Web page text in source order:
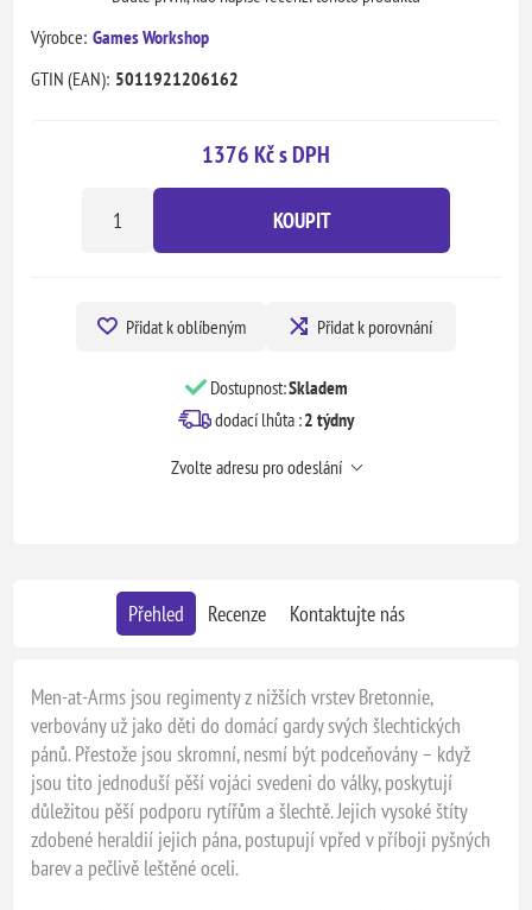
Výrobce: Games Workshop
GTIN (EAN): 5011921206162
1376 Kč s DPH
KOUPIT
Přidat k oblíbeným Přidat k porovnání
Dostupnost:Skladem
dodací lhůta :2 týdny
Zvolte adresu pro odeslání
Přehled Recenze Kontaktujte nás
Men-at-Arms jsou regimenty z nižších vrstev Bretonnie,
verbovány už jako děti do domácí gardy svých šlechtických
pánů. Přestože jsou skromní, nesmí být podceňovány – když
jsou tito jednoduší pěší vojáci svedeni do války, poskytují
důležitou pěší podporu rytířům a šlechtě. Jejich vysoké štíty
zdobené heraldií jejich pána, postupují vpřed v příboji pyšných
barev a pečlivě leštěné oceli.